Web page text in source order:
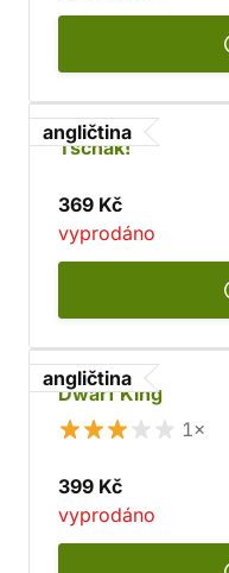
angličtina
Tschak!
369 Kč
vyprodáno
angličtina
Dwarf King
1×
399 Kč
vyprodáno